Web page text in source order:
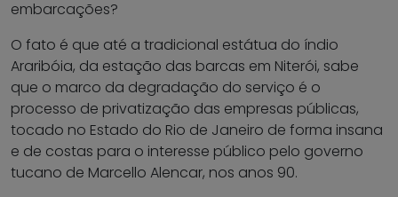
embarcações?
O fato é que até a tradicional estátua do índio
Araribóia, da estação das barcas em Niterói, sabe
que o marco da degradação do serviço é o
processo de privatização das empresas públicas,
tocado no Estado do Rio de Janeiro de forma insana
e de costas para o interesse público pelo governo
tucano de Marcello Alencar, nos anos 90.